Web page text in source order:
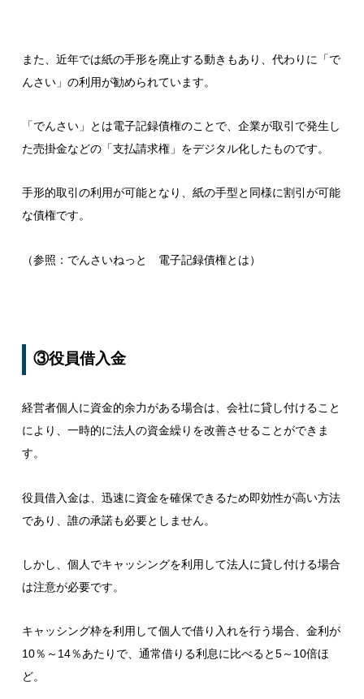
また、近年では紙の手形を廃止する動きもあり、代わりに「で
んさい」の利用が勧められています。
「でんさい」とは電子記録債権のことで、企業が取引で発生し
た売掛金などの「支払請求権」をデジタル化したものです。
手形的取引の利用が可能となり、紙の手型と同様に割引が可能
な債権です。
（参照：でんさいねっと 電子記録債権とは）
③役員借入金
経営者個人に資金的余力がある場合は、会社に貸し付けること
により、一時的に法人の資金繰りを改善させることができま
す。
役員借入金は、迅速に資金を確保できるため即効性が高い方法
であり、誰の承諾も必要としません。
しかし、個人でキャッシングを利用して法人に貸し付ける場合
は注意が必要です。
キャッシング枠を利用して個人で借り入れを行う場合、金利が
10％～14％あたりで、通常借りる利息に比べると5～10倍ほ
ど。